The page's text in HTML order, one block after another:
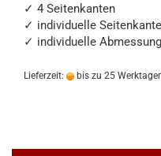
✓ 4 Seitenkanten
✓ individuelle
✓ individuelle
Lieferzeit: bis zu 25